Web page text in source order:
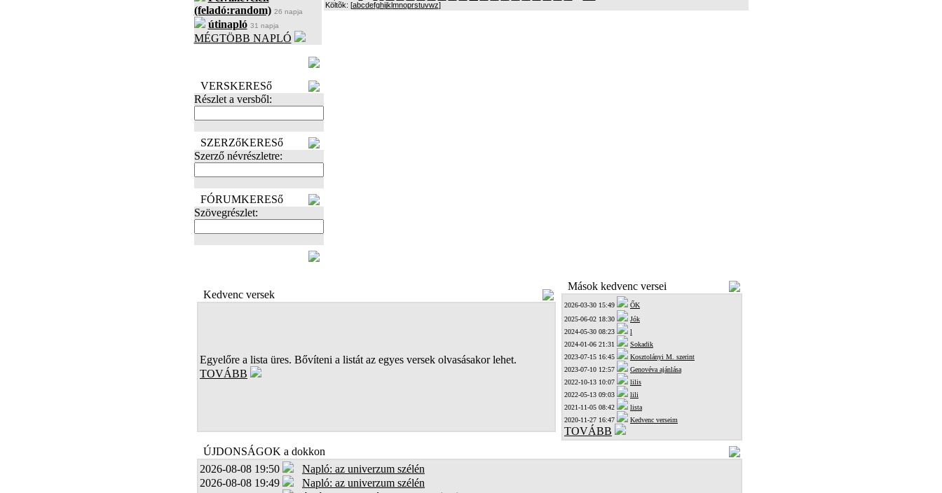
(feladó:random) 26 napja
útinapló 31 napja
MÉGTÖBB NAPLÓ
VERSKERESő
Részlet a versből:
SZERZőKERESő
Szerző névrészletre:
FÓRUMKERESő
Szövegrészlet:
Költõk: [abcdefghijklmnoprstuvwz]
Kedvenc versek
Egyelőre a lista üres. Bővíteni a listát az egyes versek olvasásakor lehet.
TOVÁBB
Mások kedvenc versei
2026-03-30 15:49
ŐK
2025-06-02 18:30
Jók
2024-05-30 08:23
l
2024-01-06 21:31
Sokadik
2023-07-15 16:45
Kosztolányi M. szerint
2023-07-10 12:57
Genovéva ajánlása
2022-10-13 10:07
lilis
2022-05-13 09:03
lili
2021-11-05 08:42
lista
2020-11-27 16:47
Kedvenc verseim
TOVÁBB
ÚJDONSÁGOK a dokkon
2026-08-08 19:50
Napló: az univerzum szélén
2026-08-08 19:49
Napló: az univerzum szélén